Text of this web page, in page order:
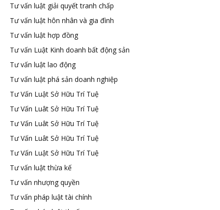
Tư vấn luật giải quyết tranh chấp
Tư vấn luật hôn nhân và gia đình
Tư vấn luật hợp đồng
Tư vấn Luật Kinh doanh bất động sản
Tư vấn luật lao động
Tư vấn luật phá sản doanh nghiệp
Tư Vấn Luật Sở Hữu Trí Tuệ
Tư Vấn Luât Sở Hữu Trí Tuệ
Tư Vấn Luât Sở Hữu Trí Tuệ
Tư Vấn Luât Sở Hữu Trí Tuệ
Tư Vấn Luật Sở Hữu Trí Tuệ
Tư vấn luật thừa kế
Tư vấn nhượng quyền
Tư vấn pháp luật tài chính